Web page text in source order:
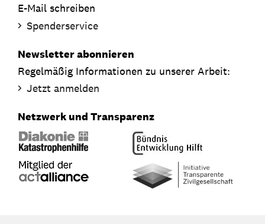
E-Mail schreiben
Spenderservice
Newsletter abonnieren
Regelmäßig Informationen zu unserer Arbeit:
Jetzt anmelden
Netzwerk und Transparenz